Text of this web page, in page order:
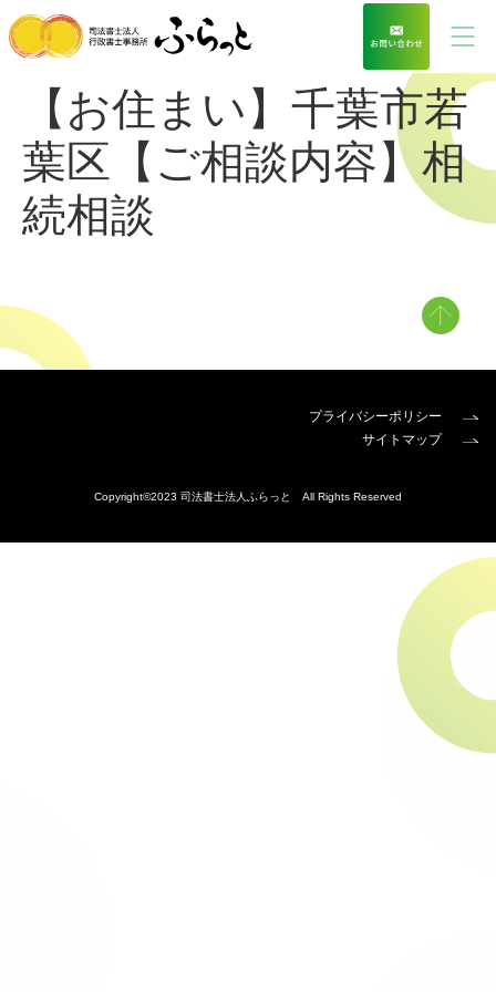
【お住まい】千葉市若
葉区【ご相談内容】相
続相談
プライバシーポリシー
サイトマップ
Copyright©2023 司法書士法人ふらっと All Rights Reserved